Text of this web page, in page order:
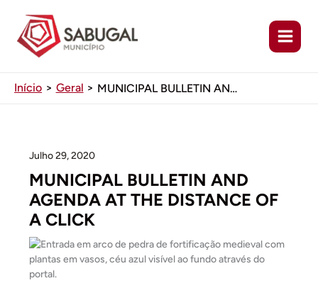
conteúdo
Início Geral MUNICIPAL BULLETIN AND AGENDA AT THE DISTANCE OF A CLICK
Julho 29, 2020
MUNICIPAL BULLETIN AND
AGENDA AT THE DISTANCE OF
A CLICK